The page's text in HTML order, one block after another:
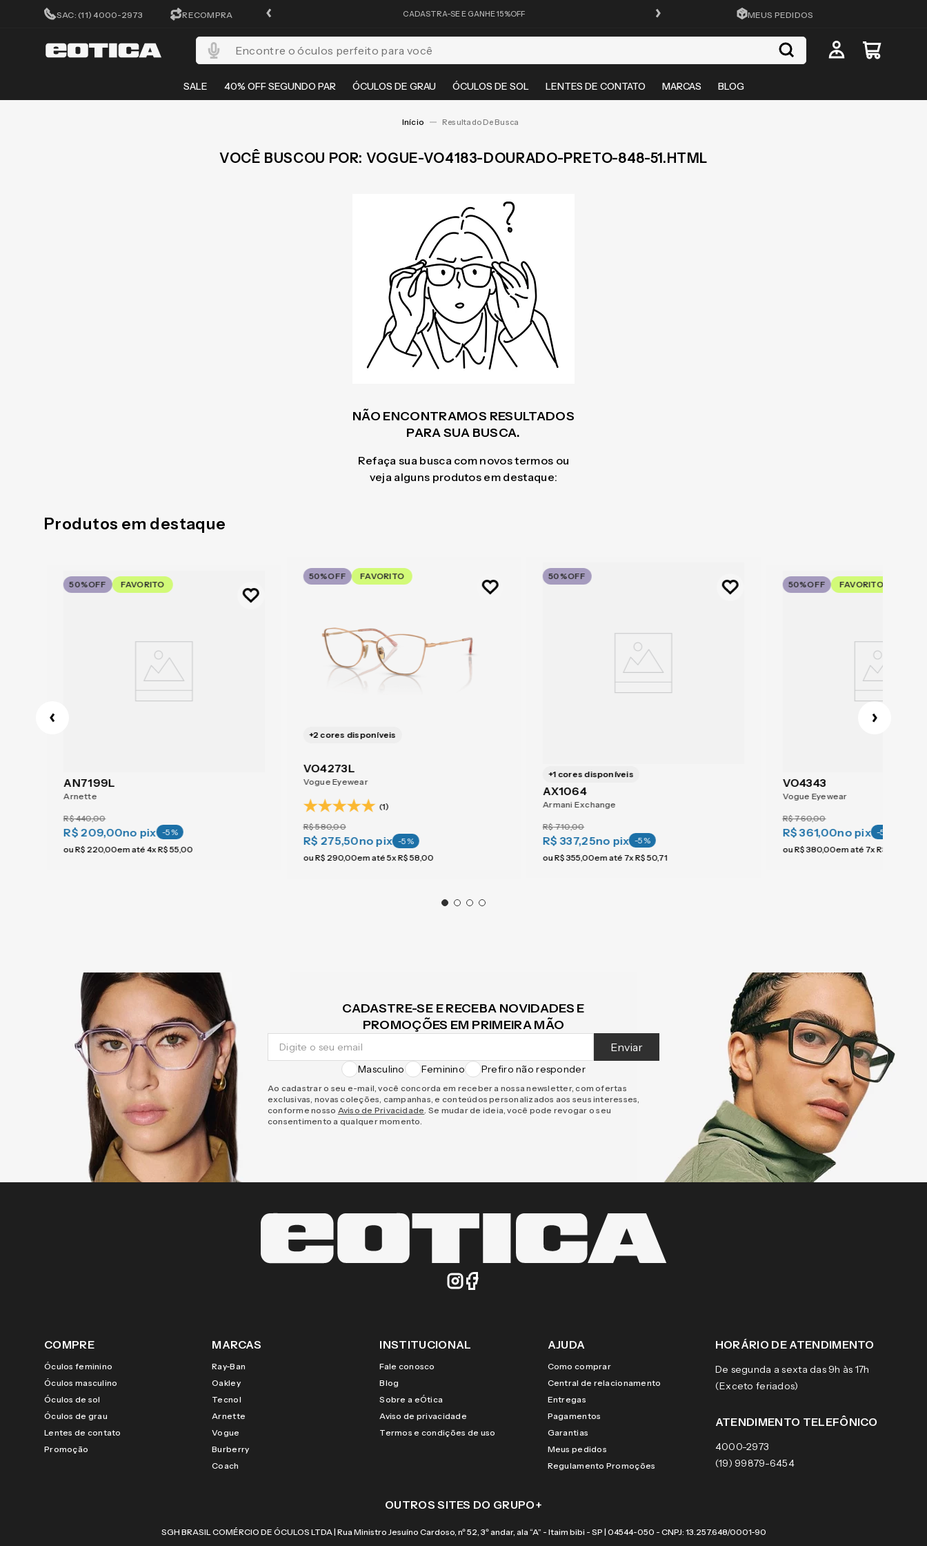
SAC: (11) 4000-2973 RECOMPRA
ATÉ 10X SEM JUROS CADASTRA-SE E GANHE 15%OFF FRETE GRÁTIS EM TODO O SITE
MEUS PEDIDOS
SALE 40% OFF SEGUNDO PAR ÓCULOS DE GRAU ÓCULOS DE SOL LENTES DE CONTATO MARCAS BLOG
Encontre o óculos perfeito para você
VOGUE-VO4183-DOURADO-PRETO-848-51.HTML
NÃO ENCONTRAMOS RESULTADOS
PARA SUA BUSCA.
Refaça sua busca com novos termos ou
veja alguns produtos em destaque:
Produtos em destaque
50%OFF FAVORITO
AN7199L
Arnette
R$440,00
R$ 209,00no pix -5%
ou R$ 220,00em até 4x R$55 00
+2 cores disponíveis
50%OFF FAVORITO
VO4273L
Vogue Eyewear
(1)
R$580,00
R$ 275,50no pix -5%
ou R$ 290,00em até5xR$58,00
+1 cores disponíveis
50%OFF
AX1064
Armani Exchange
R$710,00
R$ 337,25no pix -5%
ou R$355 00em até 7x R$50,71
50%OFF FAVORITO
VO4343
Vogue Eyewear
R$760,00
R$ 361,00no pix -5
ou R$380,00em até 7x R$
CADASTRE-SE E RECEBA NOVIDADES E
PROMOÇÕES EM PRIMEIRA MÃO
Enviar
Masculino Feminino Prefiro não responder
Ao cadastrar o seu e-mail, você concorda em receber a nossa newsletter, com ofertas
exclusivas, novas coleções, campanhas, e conteúdos personalizados aos seus interesses,
conforme nosso Aviso de Privacidade. Se mudar de ideia, você pode revogar o seu
consentimento a qualquer momento.
COMPRE
Óculos feminino
Óculos masculino
Óculos de sol
Óculos de grau
Lentes de contato
Promoção
MARCAS
Ray-Ban
Oakley
Tecnol
Arnette
Vogue
Burberry
Coach
INSTITUCIONAL
Fale conosco
Blog
Sobre a eÓtica
Aviso de privacidade
Termos e condições de uso
AJUDA
Como comprar
Central de relacionamento
Entregas
Pagamentos
Garantias
Meus pedidos
Regulamento Promoções
HORÁRIO DE ATENDIMENTO
De segunda a sexta das 9h às 17h
(Exceto feriados)
ATENDIMENTO TELEFÔNICO
4000-2973
(19) 99879-6454
OUTROS SITES DO GRUPO+
SGH BRASIL COMÉRCIO DE ÓCULOS LTDA | Rua Ministro Jesuíno Cardoso, nº 52, 3º andar, ala “A” - Itaim bibi - SP | 04544-050 - CNPJ: 13.257.648/0001-90